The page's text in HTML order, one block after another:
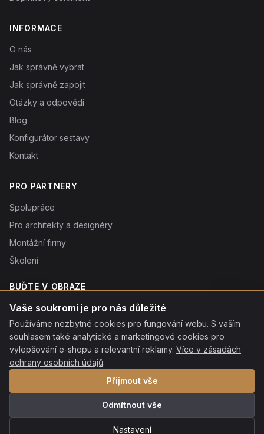
INFORMACE
O nás
Jak správně vybrat
Jak správně zapojit
Otázky a odpovědi
Blog
Konfigurátor sestavy
Kontakt
PRO PARTNERY
Spolupráce
Pro architekty a designéry
Montážní firmy
Školení
BUĎTE V OBRAZE
Novinky o produktech, tipy a slevy. Typicky 1× týdně.
Odebírat
Odebráním souhlasíte sezpracováním osobních údajů. Odhlásit se můžete kdykoliv
kliknutím na odkaz v patičce každého e-mailu.
© 2026 ROON s.r.o. Všechna práva vyhrazena.
údajů
· Nastavení cookies ·
Mapa stránek
QR Apple Pay
Vaše soukromí je pro nás důležité
Používáme nezbytné cookies pro fungování webu. S vaším
souhlasem také analytické a marketingové cookies pro
vylepšování e-shopu a relevantní reklamy. Více v zásadách
ochrany osobních údajů.
Přijmout vše
Odmítnout vše
Nastavení